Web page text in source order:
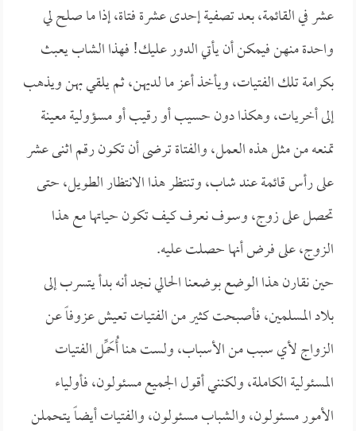
عشر في القائمة، بعد تصفية إحدى عشرة فتاة، إذا ما صلح لي
واحدة منهن فيمكن أن يأتي الدور عليك! فهذا الشاب يعبث
بكرامة تلك الفتيات، ويأخذ أعز ما لديهن، ثم يلقي بهن ويذهب
إلى أخريات، وهكذا دون حسيب أو رقيب أو مسؤولية معينة
تمنعه من مثل هذه العمل، والفتاة ترضى أن تكون رقم اثنى عشر
على رأس قائمة عند شاب، وتنتظر هذا الانتظار الطويل، حتى
تحصل على زوج، وسوف نعرف كيف تكون حياتها مع هذا
الزوج، على فرض أنها حصلت عليه.
حين نقارن هذا الوضع بوضعنا الحالي نجد أنه بدأ يتسرب إلى
بلاد المسلمين، فأصبحت كثير من الفتيات تعيش عزوفاً عن
الزواج لأي سبب من الأسباب، ولست هنا أُحَمِّل الفتيات
المسئولية الكاملة، ولكنني أقول الجميع مسئولون، فأولياء
الأمور مسئولون، والشباب مسئولون، والفتيات أيضاً يتحملن